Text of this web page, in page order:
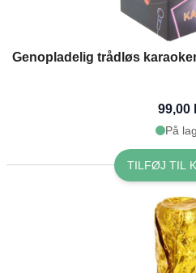
Genopladelig trådløs
99,00
På
TILFØJ TIL